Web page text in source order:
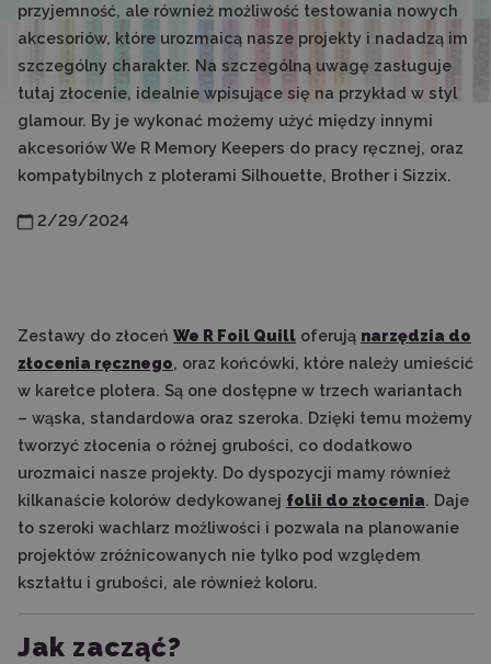
przyjemność, ale również możliwość testowania nowych
akcesoriów, które urozmaicą nasze projekty i nadadzą im
szczególny charakter. Na szczególną uwagę zasługuje
tutaj złocenie, idealnie wpisujące się na przykład w styl
glamour. By je wykonać możemy użyć między innymi
akcesoriów We R Memory Keepers do pracy ręcznej, oraz
kompatybilnych z ploterami Silhouette, Brother i Sizzix.
2/29/2024
Zestawy do złoceń We R Foil Quill oferują narzędzia do
złocenia ręcznego, oraz końcówki, które należy umieścić
w karetce plotera. Są one dostępne w trzech wariantach
– wąska, standardowa oraz szeroka. Dzięki temu możemy
tworzyć złocenia o różnej grubości, co dodatkowo
urozmaici nasze projekty. Do dyspozycji mamy również
kilkanaście kolorów dedykowanej folii do złocenia. Daje
to szeroki wachlarz możliwości i pozwala na planowanie
projektów zróżnicowanych nie tylko pod względem
kształtu i grubości, ale również koloru.
Jak zacząć?